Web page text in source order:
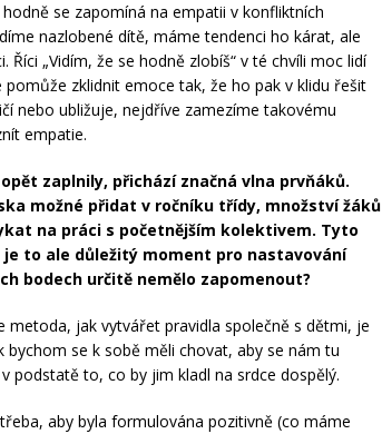
se zapomíná na empatii v konfliktních
nazlobené dítě, máme tendenci ho kárat, ale
„Vidím, že se hodně zlobíš“ v té chvíli moc lidí
zklidnit emoce tak, že ho pak v klidu řešit
nebo ubližuje, nejdříve zamezíme takovému
empatie.
zaplnily, přichází značná vlna prvňáků.
možné přidat v ročníku třídy, množství žáků
na práci s početnějším kolektivem. Tyto
to ale důležitý moment pro nastavování
bodech určitě nemělo zapomenout?
metoda, jak vytvářet pravidla společně s dětmi, je
bychom se k sobě měli chovat, aby se nám tu
podstatě to, co by jim kladl na srdce dospělý.
aby byla formulována pozitivně (co máme